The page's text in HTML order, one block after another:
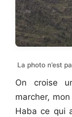
La photo n’est
On croise
marcher, mon
Haba ce qui